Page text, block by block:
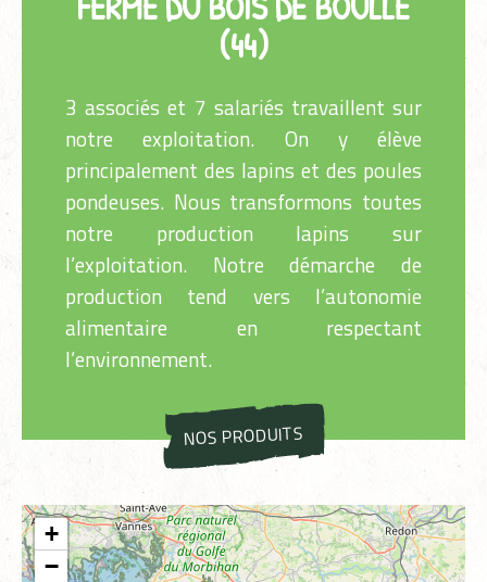
(44)
3 associés et 7 salariés travaillent sur
notre exploitation. On y élève
principalement des lapins et des poules
pondeuses. Nous transformons toutes
notre production lapins sur
l’exploitation. Notre démarche de
production tend vers l’autonomie
alimentaire en respectant
l’environnement.
NOS PRODUITS
+
−